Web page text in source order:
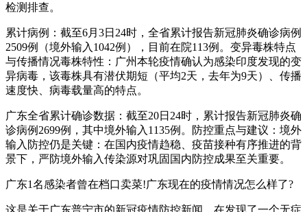
检测排查。
累计病例：截至6月3日24时，全省累计报告新冠肺炎确诊病例
2509例（境外输入1042例），目前在院113例。变异毒株特点
与传播情况毒株特性：广州本轮疫情确认为感染印度发现的变
异病毒，该毒株具有潜伏期短（平均2天，去年为9天）、传播
速度快、病毒载量高的特点。
广东全省累计确诊数据：截至20日24时，累计报告新冠肺炎确
诊病例2699例，其中境外输入1135例。防控重点与建议：境外
输入防控仍是关键：在国内疫情趋稳、疫苗接种有序推进的背
景下，严防境外输入传染源对巩固国内防控成果至关重要。
广东1名感染者曾在档口卖菜!广东现在的疫情情况怎么样了?
这是关于广东普宁市的新冠疫情防控新闻，在发现了一个无症